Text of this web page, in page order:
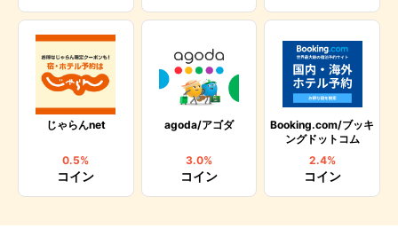
じゃらんnet
0.5%
コイン
agoda/アゴダ
3.0%
コイン
Booking.com/ブッキ
ングドットコム
2.4%
コイン